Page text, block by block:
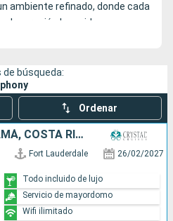
ambiente refinado, donde cada
decoración han sido
búsqueda:
Ordenar
ESTADOS UNIDOS, PANAMÁ, COSTA RICA, HONDURAS, BELICE, MÉXICO
Fort Lauderdale 26/02/2027
Todo incluido de lujo
Servicio de mayordomo
Wifi ilimitado